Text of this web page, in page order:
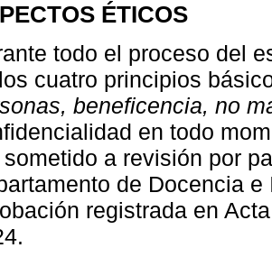
ÉTICOS
todo el proceso del
cuatro principios
beneficencia, no
en todo
a revisión por
de Docencia
registrada en